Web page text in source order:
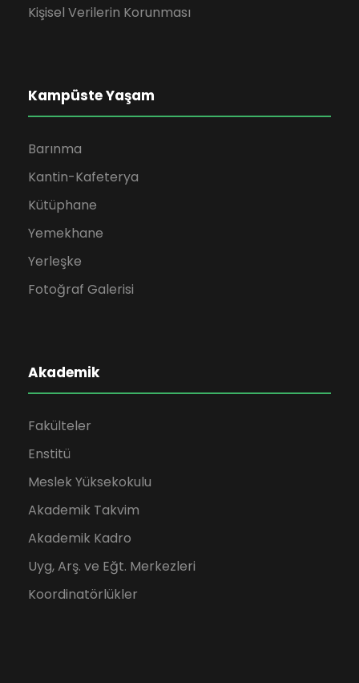
Kişisel Verilerin Korunması
Kampüste Yaşam
Barınma
Kantin-Kafeterya
Kütüphane
Yemekhane
Yerleşke
Fotoğraf Galerisi
Akademik
Fakülteler
Enstitü
Meslek Yüksekokulu
Akademik Takvim
Akademik Kadro
Uyg, Arş. ve Eğt. Merkezleri
Koordinatörlükler